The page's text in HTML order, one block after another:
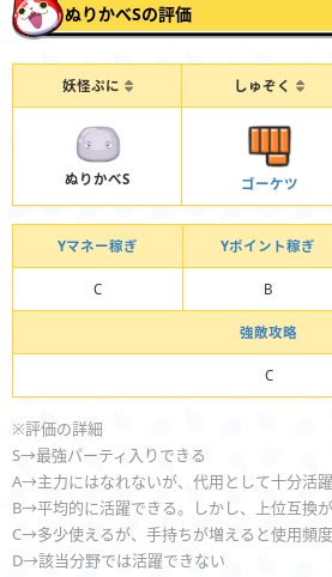
ぬりかべSの評価
妖怪ぷに しゅぞく
ぬりかべS ゴーケツ
Yマネー稼ぎ Yポイント稼ぎ
C B
強敵攻略
C
※評価の詳細
S→最強パーティ入りできる
A→主力にはなれないが、代用として十分活
B→平均的に活躍できる。しかし、上位互換
C→多少使えるが、手持ちが増えると使用頻
D→該当分野では活躍できない